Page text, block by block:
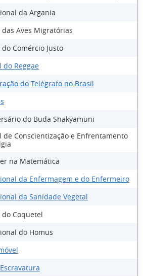
da Argania
Aves Migratórias
Comércio Justo
do Reggae
do Telégrafo no Brasil
do Buda Shakyamuni
de Conscientização e Enfrentamento
na Matemática
da Enfermagem e do Enfermeiro
da Sanidade Vegetal
Coquetel
do Homus